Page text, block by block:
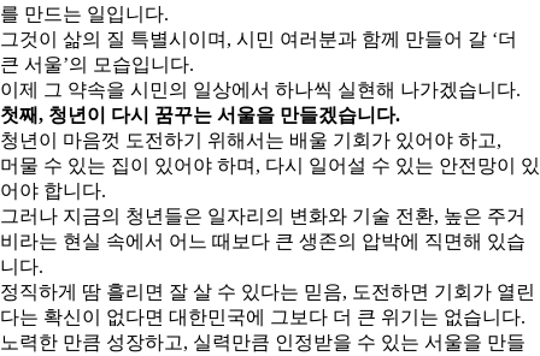
를 만드는 일입니다.
그것이 삶의 질 특별시이며, 시민 여러분과 함께 만들어 갈 ‘더
큰 서울’의 모습입니다.
이제 그 약속을 시민의 일상에서 하나씩 실현해 나가겠습니다.
첫째, 청년이 다시 꿈꾸는 서울을 만들겠습니다.
청년이 마음껏 도전하기 위해서는 배울 기회가 있어야 하고,
머물 수 있는 집이 있어야 하며, 다시 일어설 수 있는 안전망이 있
어야 합니다.
그러나 지금의 청년들은 일자리의 변화와 기술 전환, 높은 주거
비라는 현실 속에서 어느 때보다 큰 생존의 압박에 직면해 있습
니다.
정직하게 땀 흘리면 잘 살 수 있다는 믿음, 도전하면 기회가 열린
다는 확신이 없다면 대한민국에 그보다 더 큰 위기는 없습니다.
노력한 만큼 성장하고, 실력만큼 인정받을 수 있는 서울을 만들